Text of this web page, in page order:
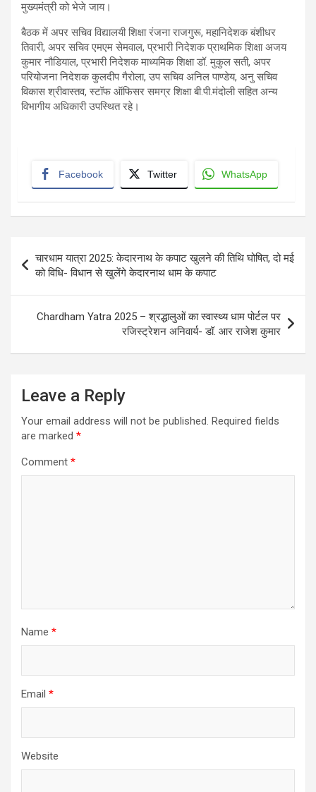
मुख्यमंत्री को भेजे जाय।
बैठक में अपर सचिव विद्यालयी शिक्षा रंजना राजगुरू, महानिदेशक बंशीधर
तिवारी, अपर सचिव एमएम सेमवाल, प्रभारी निदेशक प्राथमिक शिक्षा अजय
कुमार नौडियाल, प्रभारी निदेशक माध्यमिक शिक्षा डॉ. मुकुल सती, अपर
परियोजना निदेशक कुलदीप गैरोला, उप सचिव अनिल पाण्डेय, अनु सचिव
विकास श्रीवास्तव, स्टॉफ ऑफिसर समग्र शिक्षा बी.पी.मंदोली सहित अन्य
विभागीय अधिकारी उपस्थित रहे।
Facebook Twitter WhatsApp
navigation
चारधाम यात्रा 2025: केदारनाथ के कपाट खुलने की तिथि घोषित, दो मई
को विधि- विधान से खुलेंगे केदारनाथ धाम के कपाट
Chardham Yatra 2025 – श्रद्धालुओं का स्वास्थ्य धाम पोर्टल पर
रजिस्ट्रेशन अनिवार्य- डॉ. आर राजेश कुमार
Leave a Reply
Your email address will not be published. Required fields
are marked *
Comment *
Name *
Email *
Website